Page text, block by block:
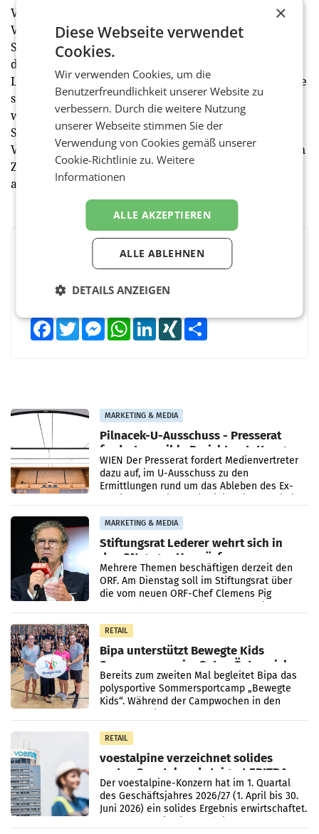
Verknüpfung bestimmter Ereignisse mit einer
Vielzahl unterschiedlicher Geräte an. Diese
Situationen können sogar so individualisiert werden,
dass sie personenabhängig immer deren bevorzugte
Lichtstimmung oder Lieblingsmusik aktivieren. „Diese
smarten Systeme werden sich sogar so weit
weiterentwickeln, dass sie Ihnen zu bestimmten
Situationen selbst aktiv verschiedene sinnvolle
Vorschläge machen können – aber das ist derzeit noch
Zukunftsmusik“, so Rexel-Geschäftsfeldleiterin Kodba
abschließend. (red)
BEWERTEN SIE DIESEN ARTIKEL
FacebookTwitterMessengerWhatsAppLinkedInXING Teilen
MARKETING & MEDIA
Pilnacek-U-Ausschuss - Presserat
fordert sensible Berichterstattung
WIEN Der Presserat fordert Medienvertreter
dazu auf, im U-Ausschuss zu den
Ermittlungen rund um das Ableben des Ex-
MARKETING & MEDIA
Stiftungsrat Lederer wehrt sich in
den SN gegen Vorwürfe
Mehrere Themen beschäftigen derzeit den
ORF. Am Dienstag soll im Stiftungsrat über
die vom neuen ORF-Chef Clemens Pig
RETAIL
Bipa unterstützt Bewegte Kids
Sommercamps im Osten Österreichs
Bereits zum zweiten Mal begleitet Bipa das
polysportive Sommersportcamp „Bewegte
Kids“. Während der Campwochen in den
RETAIL
voestalpine verzeichnet solides
erstes Quartal und steigert EBITDA
Der voestalpine-Konzern hat im 1. Quartal
des Geschäftsjahres 2026/27 (1. April bis 30.
Juni 2026) ein solides Ergebnis erwirtschaftet.
×
Diese Webseite verwendet
Cookies.
Wir verwenden Cookies, um die
Benutzerfreundlichkeit unserer Website zu
verbessern. Durch die weitere Nutzung
unserer Webseite stimmen Sie der
Verwendung von Cookies gemäß unserer
Cookie-Richtlinie zu.Weitere
Informationen
ALLE AKZEPTIEREN
ALLE ABLEHNEN
DETAILS ANZEIGEN